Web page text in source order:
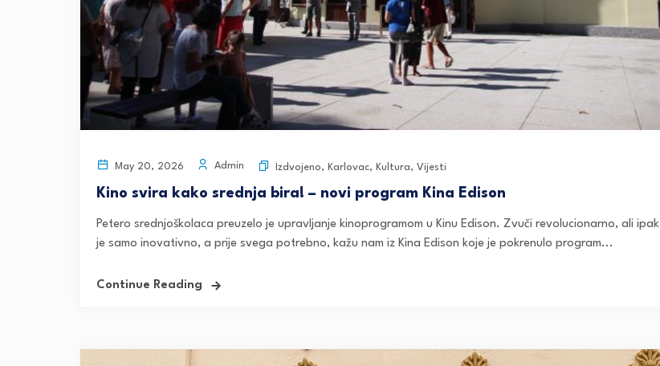
May 20, 2026 Admin Izdvojeno, Karlovac, Kultura, Vijesti
Kino svira kako srednja bira! – novi program Kina Edison
Petero srednjoškolaca preuzelo je upravljanje kinoprogramom u Kinu Edison. Zvuči revolucionarno, ali ipak
je samo inovativno, a prije svega potrebno, kažu nam iz Kina Edison koje je pokrenulo program...
Continue Reading